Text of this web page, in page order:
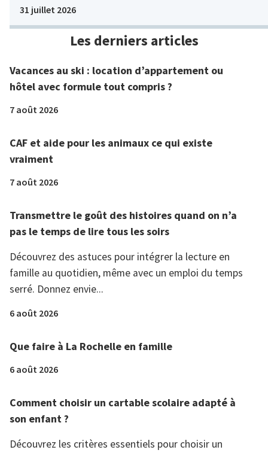
31 juillet 2026
Les derniers articles
Vacances au ski : location d’appartement ou
hôtel avec formule tout compris ?
7 août 2026
CAF et aide pour les animaux ce qui existe
vraiment
7 août 2026
Transmettre le goût des histoires quand on n’a
pas le temps de lire tous les soirs
Découvrez des astuces pour intégrer la lecture en
famille au quotidien, même avec un emploi du temps
serré. Donnez envie...
6 août 2026
Que faire à La Rochelle en famille
6 août 2026
Comment choisir un cartable scolaire adapté à
son enfant ?
Découvrez les critères essentiels pour choisir un